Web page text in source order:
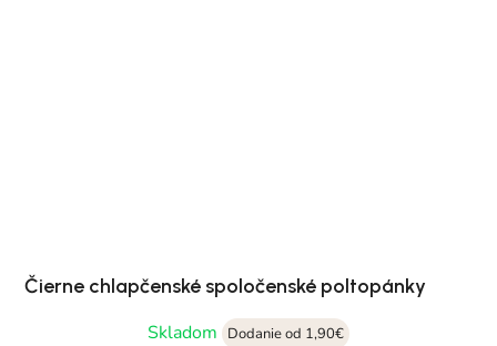
Čierne chlapčenské spoločenské poltopánky
Skladom
Dodanie od 1,90€